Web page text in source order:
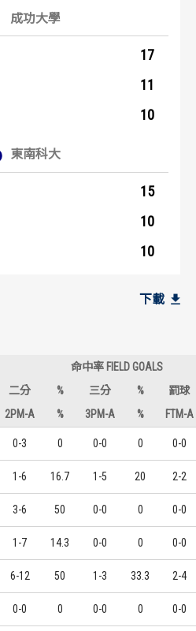
歷史數據排行
歷史數據排行
成功大學
17
11
10
東南科大
15
10
10
東南科大
13
10
8
東南科大
3
2
1
下載
命中率 FIELD GOALS
二分 % 三分 %
罰球
2PM-A % 3PM-A % FTM-A
0-3 0 0-0 0 0-0
1-6 16.7 1-5 20 2-2
3-6 50 0-0 0 0-0
1-7 14.3 0-0 0 0-0
6-12 50 1-3 33.3 2-4
0-0 0 0-0 0 0-0